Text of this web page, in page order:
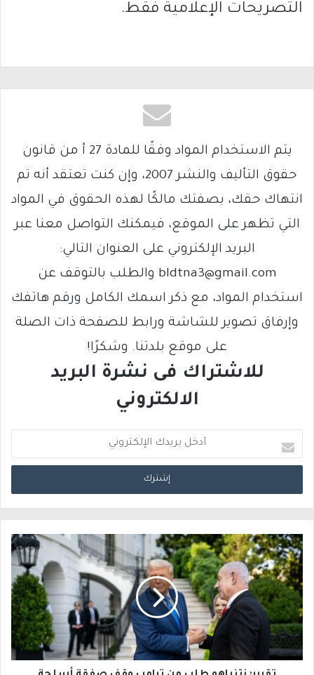
التصريحات الإعلامية فقط.
يتم الاستخدام المواد وفقًا للمادة 27 أ من قانون
حقوق التأليف والنشر 2007، وإن كنت تعتقد أنه تم
انتهاك حقك، بصفتك مالكًا لهذه الحقوق في المواد
التي تظهر على الموقع، فيمكنك التواصل معنا عبر
البريد الإلكتروني على العنوان التالي:
bldtna3@gmail.com والطلب بالتوقف عن
استخدام المواد، مع ذكر اسمك الكامل ورقم هاتفك
وإرفاق تصوير للشاشة ورابط للصفحة ذات الصلة
على موقع بلدتنا. وشكرًا!
للاشتراك فى نشرة البريد
الالكتروني
د
خ
ب
ر
ي
د
ك
ا